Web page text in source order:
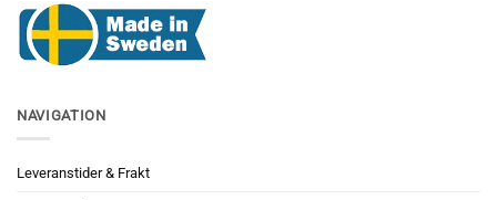
NAVIGATION
Leveranstider & Frakt